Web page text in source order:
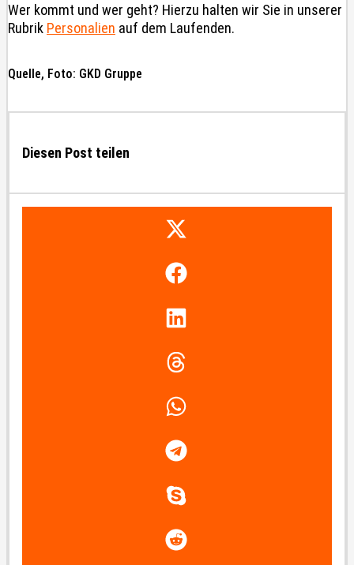
Wer kommt und wer geht? Hierzu halten wir Sie in unserer
Rubrik Personalien auf dem Laufenden.
Quelle, Foto: GKD Gruppe
Diesen Post teilen